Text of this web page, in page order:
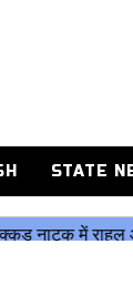
STATE